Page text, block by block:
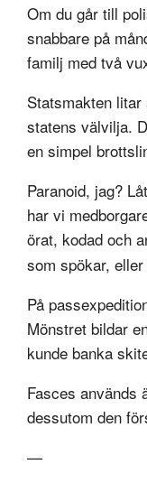
Om du går till
snabbare på
familj med två
Statsmakten
statens välvilja.
en simpel
Paranoid, jag?
har vi
örat, kodad och
som spökar,
På
Mönstret bildar
kunde banka
Fasces används
dessutom den
—